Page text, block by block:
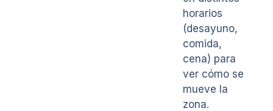
horarios
(desayuno,
comida,
cena) para
ver cómo se
mueve la
zona.